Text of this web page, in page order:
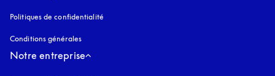
Politiques de confidentialité
Conditions générales
Notre entreprise